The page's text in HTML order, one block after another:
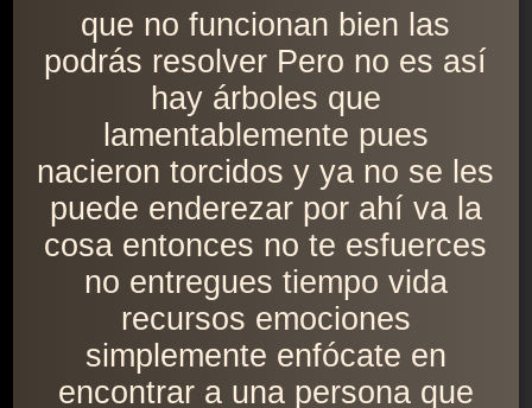
que no funcionan bien las
podrás resolver Pero no es así
hay árboles que
lamentablemente pues
nacieron torcidos y ya no se les
puede enderezar por ahí va la
cosa entonces no te esfuerces
no entregues tiempo vida
recursos emociones
simplemente enfócate en
encontrar a una persona que